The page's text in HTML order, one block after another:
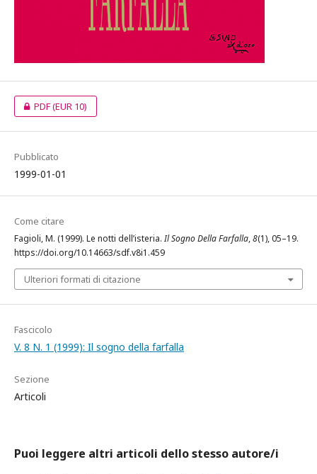
PDF(EUR 10)
Pubblicato
1999-01-01
Come citare
Fagioli, M. (1999). Le notti dell’isteria.Il Sogno Della Farfalla,8(1), 05–19.
https://doi.org/10.14663/sdf.v8i1.459
Ulteriori formati di citazione
Fascicolo
V. 8 N. 1 (1999): Il sogno della farfalla
Sezione
Articoli
Puoi leggere altri articoli dello stesso autore/i